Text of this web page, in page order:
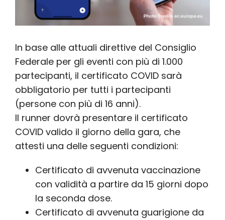
In base alle attuali direttive del Consiglio
Federale per gli eventi con più di 1.000
partecipanti, il certificato COVID sarà
obbligatorio per tutti i partecipanti
(persone con più di 16 anni).
Il runner dovrà presentare il certificato
COVID valido il giorno della gara, che
attesti una delle seguenti condizioni:
Certificato di avvenuta vaccinazione
con validità a partire da 15 giorni dopo
la seconda dose.
Certificato di avvenuta guarigione da